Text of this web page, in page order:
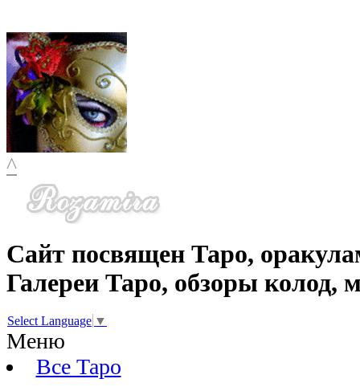
^
Сайт посвящен Таро,
Галереи Таро, обзоры колод,
Select Language ▼
Меню
Все Таро